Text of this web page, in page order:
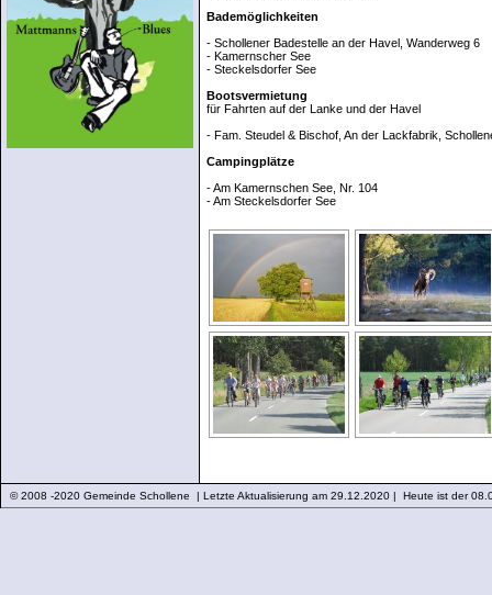
Bademöglichkeiten
- Schollener Badestelle an der Havel, Wanderweg 6
- Kamernscher See
- Steckelsdorfer See
Bootsvermietung
für Fahrten auf der Lanke und der Havel
- Fam. Steudel & Bischof, An der Lackfabrik,
Campingplätze
- Am Kamernschen See, Nr. 104
- Am Steckelsdorfer See
© 2008 -2020 Gemeinde Schollene | Letzte Aktualisierung am 29.12.2020 | Heute ist der